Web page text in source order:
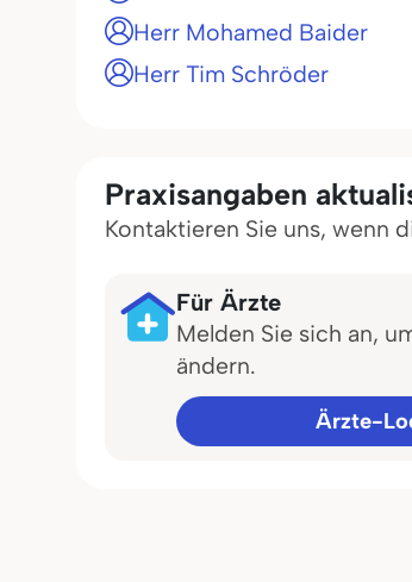
Herr Mohamed Baider
Herr Tim Schröder
Praxisangaben
Kontaktieren Sie uns, wenn
Für Ärzte
Melden Sie sich an,
ändern.
Ärzte-